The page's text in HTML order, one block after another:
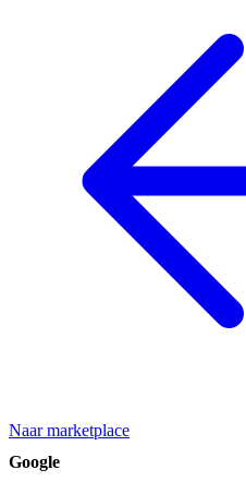
Naar marketplace
Google